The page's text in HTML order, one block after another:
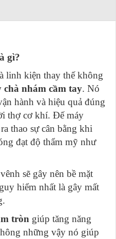
gì?
linh kiện thay thế không
chà nhám cầm tay. Nó
hành và hiệu quả đúng
thợ cơ khí. Đế máy
thao sự cân bằng khi
đạt độ thẩm mỹ như
sẽ gây nên bề mặt
hiểm nhất là gây mất
tròn giúp tăng năng
những vậy nó giúp